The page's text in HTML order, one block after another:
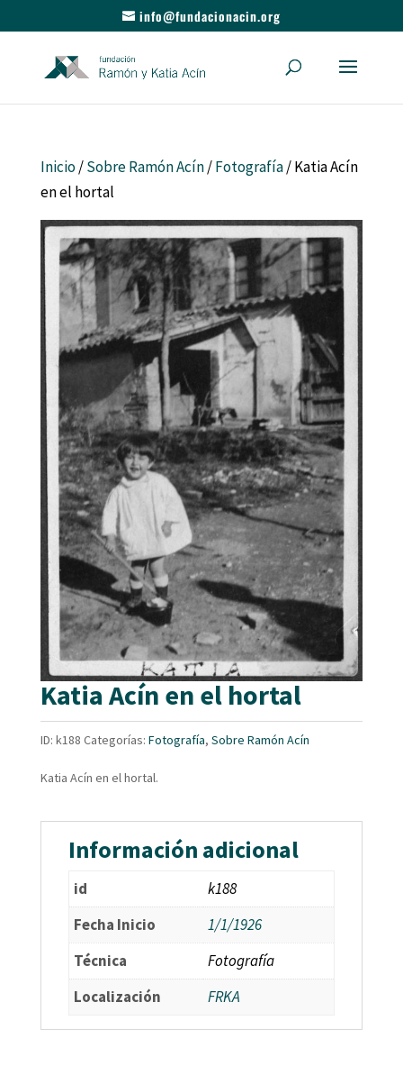
info@fundacionacin.org
Inicio/Sobre Ramón Acín/Fotografía/ Katia Acín
en el hortal
Katia Acín en el hortal
ID: k188 Categorías: Fotografía, Sobre Ramón Acín
Katia Acín en el hortal.
Información adicional
id
k188
Fecha Inicio
1/1/1926
Técnica
Fotografía
Localización
FRKA